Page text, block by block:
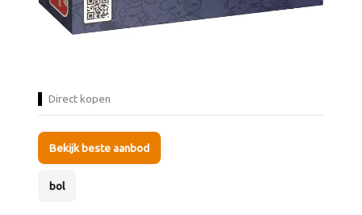
Direct kopen
Bekijk beste aanbod
bol